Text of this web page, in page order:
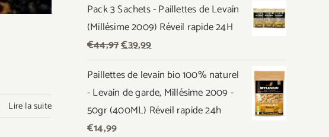
Lire la suite
Pack 3 Sachets - Paillettes de Levain
(Millésime 2009) Réveil rapide 24H
€44,97Le
initial
était :
€44,97.
€39,99Le
actuel
est :
€39,99.
Paillettes de levain bio 100% naturel
- Levain de garde, Millésime 2009 -
50gr (400ML) Réveil rapide 24h
€14,99